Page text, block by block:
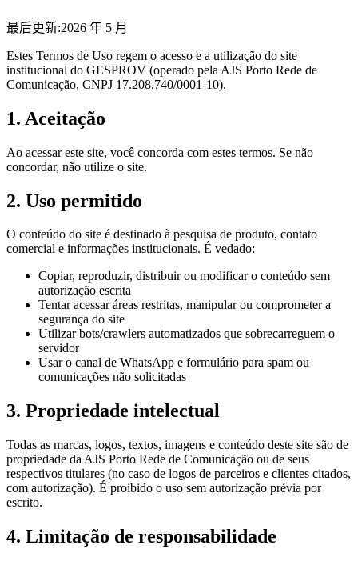
最后更新:2026 年 5 月
Estes Termos de Uso regem o acesso e a utilização do site
institucional do GESPROV (operado pela AJS Porto Rede de
Comunicação, CNPJ 17.208.740/0001-10).
1. Aceitação
Ao acessar este site, você concorda com estes termos. Se não
concordar, não utilize o site.
2. Uso permitido
O conteúdo do site é destinado à pesquisa de produto, contato
comercial e informações institucionais. É vedado:
Copiar, reproduzir, distribuir ou modificar o conteúdo sem
autorização escrita
Tentar acessar áreas restritas, manipular ou comprometer a
segurança do site
Utilizar bots/crawlers automatizados que sobrecarreguem o
servidor
Usar o canal de WhatsApp e formulário para spam ou
comunicações não solicitadas
3. Propriedade intelectual
Todas as marcas, logos, textos, imagens e conteúdo deste site são de
propriedade da AJS Porto Rede de Comunicação ou de seus
respectivos titulares (no caso de logos de parceiros e clientes citados,
com autorização). É proibido o uso sem autorização prévia por
escrito.
4. Limitação de responsabilidade